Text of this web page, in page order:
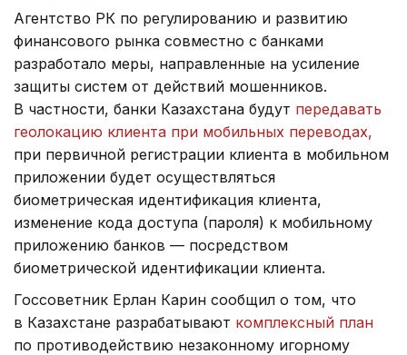
Агентство РК по регулированию и развитию
финансового рынка совместно с банками
разработало меры, направленные на усиление
защиты систем от действий мошенников.
В частности, банки Казахстана будут передавать
геолокацию клиента при мобильных переводах,
при первичной регистрации клиента в мобильном
приложении будет осуществляться
биометрическая идентификация клиента,
изменение кода доступа (пароля) к мобильному
приложению банков — посредством
биометрической идентификации клиента.
Госсоветник Ерлан Карин сообщил о том, что
в Казахстане разрабатывают комплексный план
по противодействию незаконному игорному